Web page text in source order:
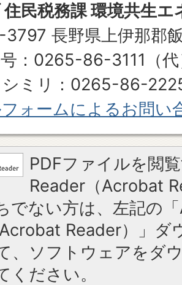
住民税務課 環境共生エ
長野県上伊那郡
：0265-86-3111（
シミリ：0265-86-
ォームによるお問い
PDFファイルを閲
Reader（Acrobat
でない方は、左記の
Reader）」ダ
、ソフトウェアをダ
ください。